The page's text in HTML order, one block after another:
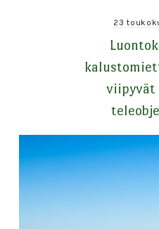
23
viipyvät